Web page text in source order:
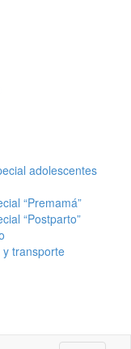
adolescentes
“Premamá”
“Postparto”
y transporte